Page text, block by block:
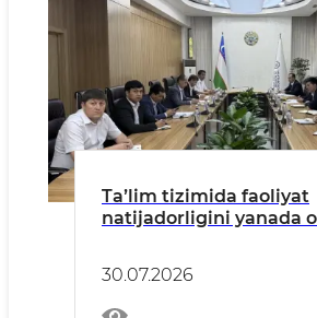
Taʼlim tizimida faoliyat
natijadorligini yanada
30.07.2026